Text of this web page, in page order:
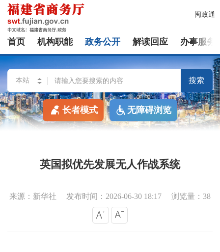
闽政通
首页 机构职能 政务公开 解读回应 办事服务
搜索
长者模式 无障碍浏览
英国拟优先发展无人作战系统
来源：新华社 发布时间：2026-06-30 18:17 浏览量：38